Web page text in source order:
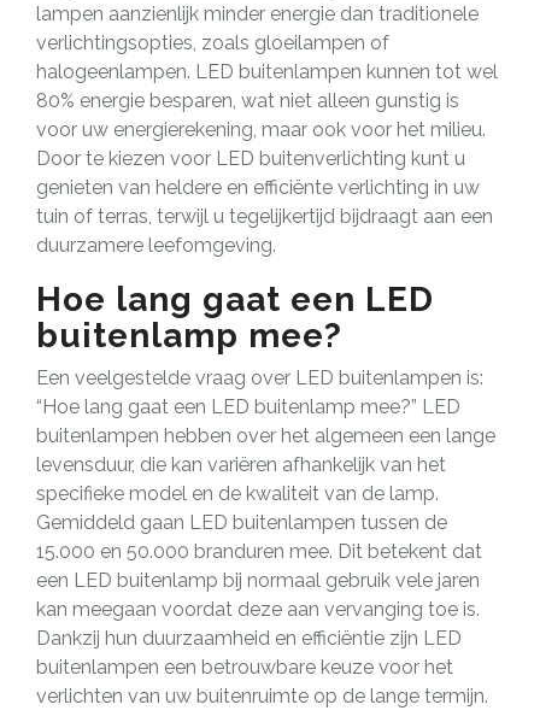
lampen aanzienlijk minder energie dan traditionele
verlichtingsopties, zoals gloeilampen of
halogeenlampen. LED buitenlampen kunnen tot wel
80% energie besparen, wat niet alleen gunstig is
voor uw energierekening, maar ook voor het milieu.
Door te kiezen voor LED buitenverlichting kunt u
genieten van heldere en efficiënte verlichting in uw
tuin of terras, terwijl u tegelijkertijd bijdraagt aan een
duurzamere leefomgeving.
Hoe lang gaat een LED
buitenlamp mee?
Een veelgestelde vraag over LED buitenlampen is:
“Hoe lang gaat een LED buitenlamp mee?” LED
buitenlampen hebben over het algemeen een lange
levensduur, die kan variëren afhankelijk van het
specifieke model en de kwaliteit van de lamp.
Gemiddeld gaan LED buitenlampen tussen de
15.000 en 50.000 branduren mee. Dit betekent dat
een LED buitenlamp bij normaal gebruik vele jaren
kan meegaan voordat deze aan vervanging toe is.
Dankzij hun duurzaamheid en efficiëntie zijn LED
buitenlampen een betrouwbare keuze voor het
verlichten van uw buitenruimte op de lange termijn.